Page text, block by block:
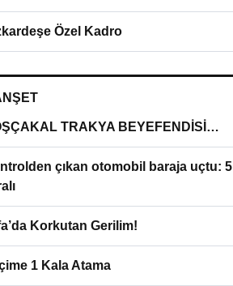
Özel Kadro
TRAKYA BEYEFENDİSİ…
çıkan otomobil baraja uçtu: 5
Korkutan Gerilim!
1 Kala Atama